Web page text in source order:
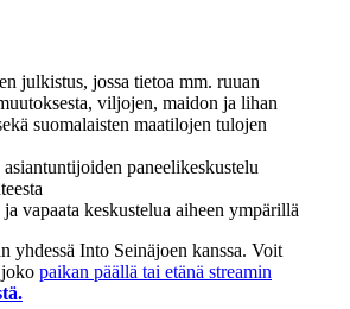
julkistus, jossa tietoa mm. ruuan
viljojen, maidon ja lihan
suomalaisten maatilojen tulojen
paneelikeskustelu
vapaata keskustelua aiheen ympärillä
yhdessä Into Seinäjoen kanssa. Voit
joko paikan päällä tai etänä streamin